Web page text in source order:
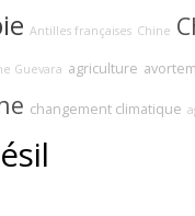
Antilles françaises Chine
Guevara agriculture
changement climatique